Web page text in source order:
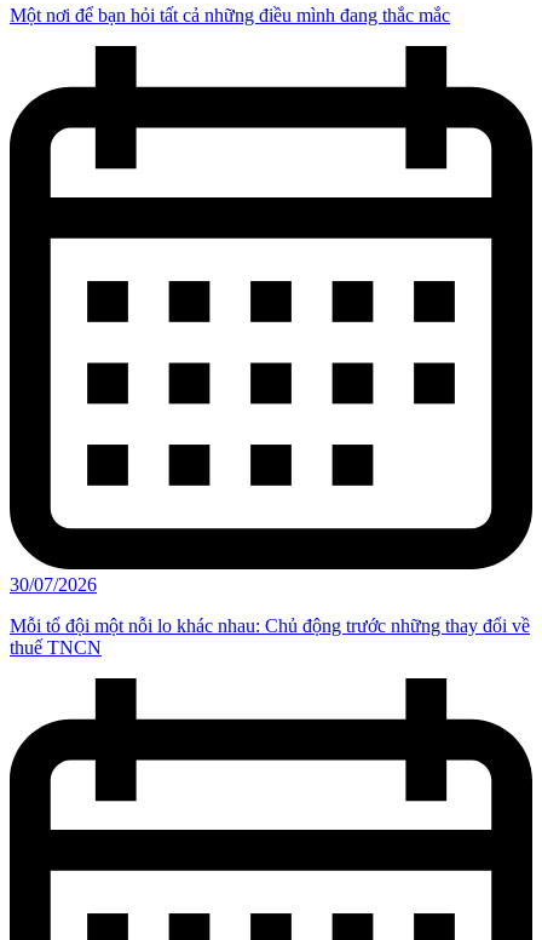
Một nơi để bạn hỏi tất cả những điều mình đang thắc mắc
30/07/2026
Mỗi tổ đội một nỗi lo khác nhau: Chủ động trước những thay đổi về
thuế TNCN